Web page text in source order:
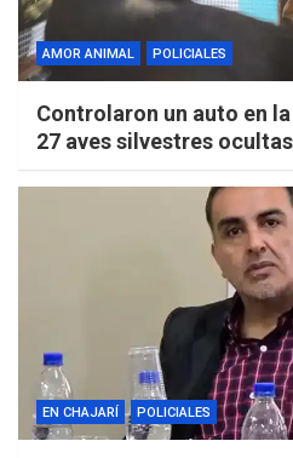
AMOR ANIMAL POLICIALES
Controlaron un auto en
27 aves silvestres ocultas
EN CHAJARÍ POLICIALES